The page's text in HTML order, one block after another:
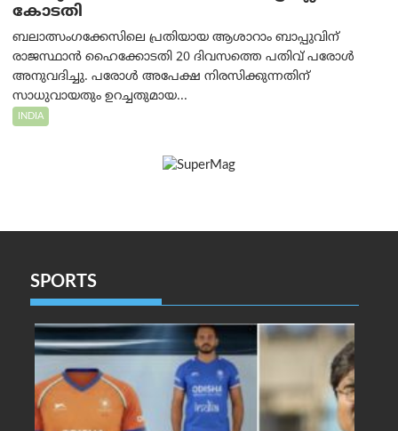
കോടതി
ബലാത്സംഗക്കേസിലെ പ്രതിയായ ആശാറാം ബാപ്പുവിന്
രാജസ്ഥാൻ ഹൈക്കോടതി 20 ദിവസത്തെ പതിവ് പരോൾ
അനുവദിച്ചു. പരോൾ അപേക്ഷ നിരസിക്കുന്നതിന്
സാധുവായതും ഉറച്ചതുമായ...
INDIA
SPORTS